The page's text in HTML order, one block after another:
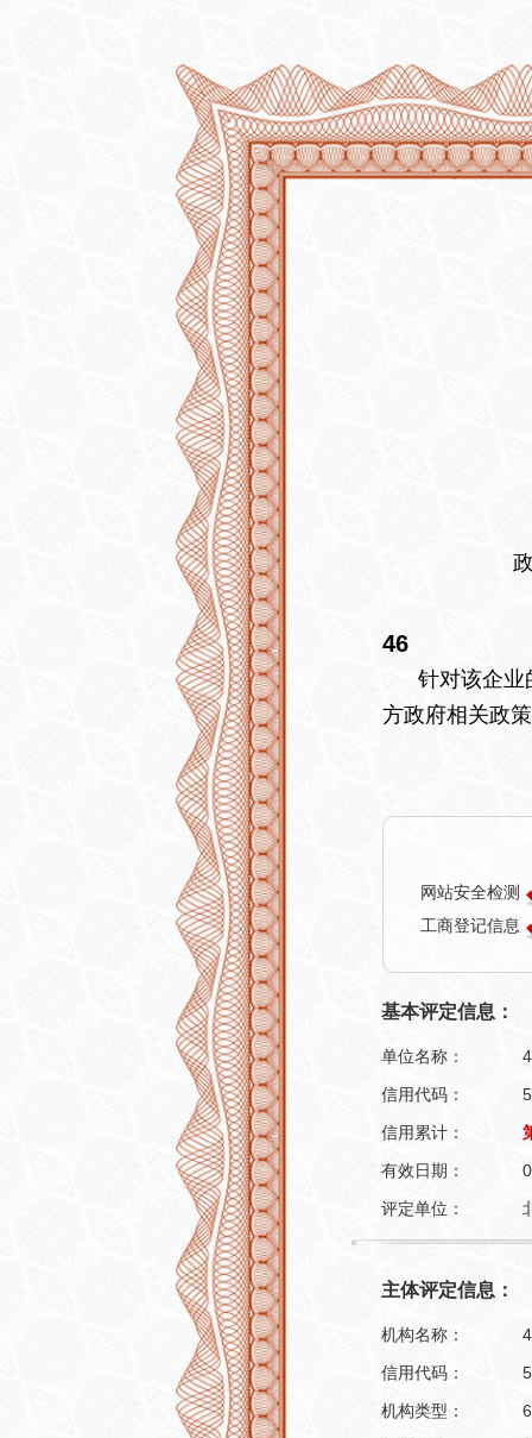
46
针对该企业
方政府相关政
网站安全检测
工商登记信息
基本评定信息：
单位名称：
信用代码：
5
信用累计：
有效日期：
评定单位：
主体评定信息：
机构名称：
信用代码：
5
机构类型：
6